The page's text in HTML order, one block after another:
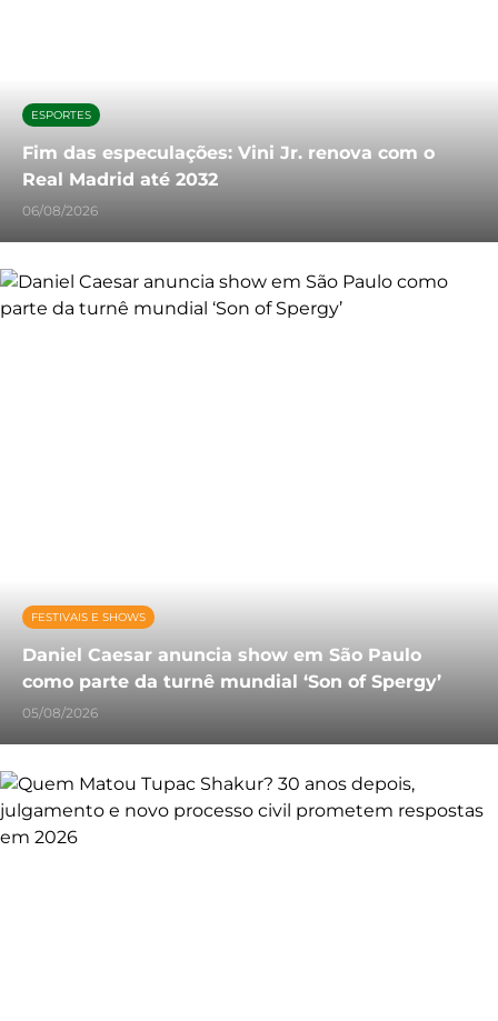
ESPORTES
Fim das especulações: Vini Jr. renova com o
Real Madrid até 2032
06/08/2026
FESTIVAIS E SHOWS
Daniel Caesar anuncia show em São Paulo
como parte da turnê mundial ‘Son of Spergy’
05/08/2026